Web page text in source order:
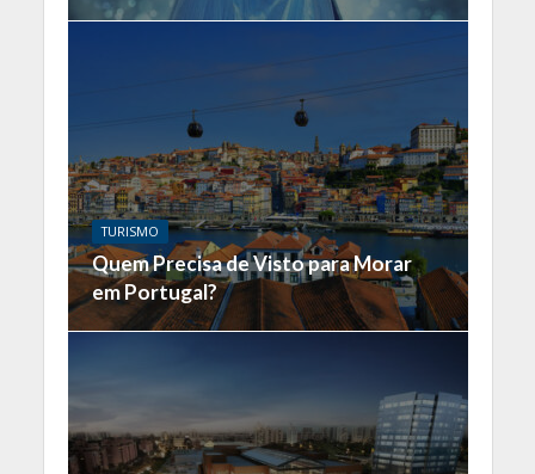
TURISMO
Quem Precisa de Visto para Morar
em Portugal?